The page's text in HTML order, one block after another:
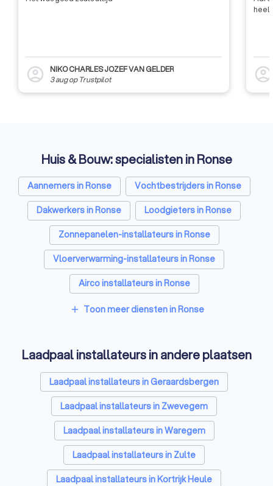
account_circle
NIKO CHARLES JOZEF VAN GELDER
3 augop Trustpilot
heel
account_circle
Huis & Bouw: specialisten in Ronse
Aannemers in Ronse
Vochtbestrijders in Ronse
Dakwerkers in Ronse
Loodgieters in Ronse
Zonnepanelen-installateurs in Ronse
Vloerverwarming-installateurs in Ronse
Airco installateurs in Ronse
Ramen en deuren specialisten in Ronse
Schrijnwerkers in Ronse
Warmtepomp installateurs in Ronse
Badkamer installateurs in Ronse
Glashandels in Ronse
EPC-keurders in Ronse
Klusjesmannen in Ronse
add Toon meer diensten in Ronse
Laadpaal installateurs in andere plaatsen
Laadpaal installateurs in Geraardsbergen
Laadpaal installateurs in Zwevegem
Laadpaal installateurs in Waregem
Laadpaal installateurs in Zulte
Laadpaal installateurs in Kortrijk Heule